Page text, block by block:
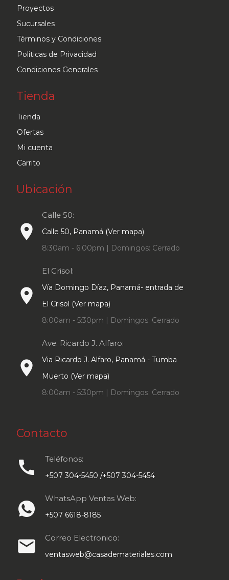
Proyectos
Sucursales
Términos y Condiciones
Politicas de Privacidad
Condiciones Generales
Tienda
Tienda
Ofertas
Mi cuenta
Carrito
Ubicación
place
Calle 50:
Calle 50, Panamá (Ver mapa)
8:30am - 6:00pm | Domingos: Cerrado
place
El Crisol:
Vía Domingo Díaz, Panamá- entrada de
El Crisol (Ver mapa)
8:00am - 5:30pm | Domingos: Cerrado
place
Ave. Ricardo J. Alfaro:
Via Ricardo J. Alfaro, Panamá - Tumba
Muerto (Ver mapa)
8:00am - 5:30pm | Domingos: Cerrado
Contacto
call Teléfonos:
+507 304-5450 /+507 304-5454
WhatsApp Ventas Web:
+507 6618-8185
email Correo Electronico:
ventasweb@casademateriales.com